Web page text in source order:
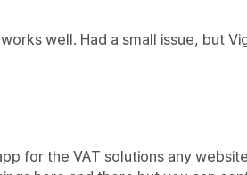
well. Had a small issue, but
for the VAT solutions any